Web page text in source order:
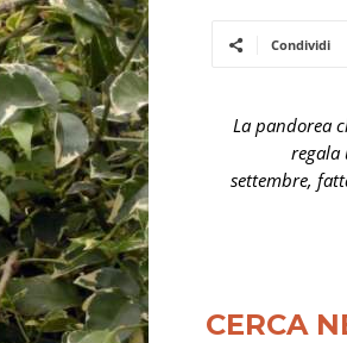
Condividi
La pandorea
regala
settembre,
CERCA